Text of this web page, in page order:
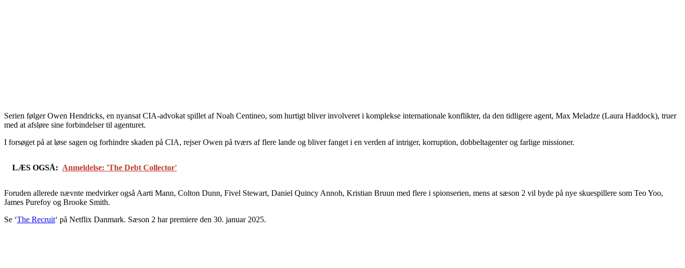
Serien følger Owen Hendricks, en nyansat CIA-advokat spillet af Noah Centineo, som hurtigt bliver involveret i komplekse internationale konflikter, da den tidligere agent, Max Meladze (Laura Haddock), truer
med at afsløre sine forbindelser til agenturet.
I forsøget på at løse sagen og forhindre skaden på CIA, rejser Owen på tværs af flere lande og bliver fanget i en verden af intriger, korruption, dobbeltagenter og farlige missioner.
LÆS OGSÅ: Anmeldelse: 'The Debt Collector'
Foruden allerede nævnte medvirker også Aarti Mann, Colton Dunn, Fivel Stewart, Daniel Quincy Annoh, Kristian Bruun med flere i spionserien, mens at sæson 2 vil byde på nye skuespillere som Teo Yoo,
James Purefoy og Brooke Smith.
Se ‘The Recruit‘ på Netflix Danmark. Sæson 2 har premiere den 30. januar 2025.